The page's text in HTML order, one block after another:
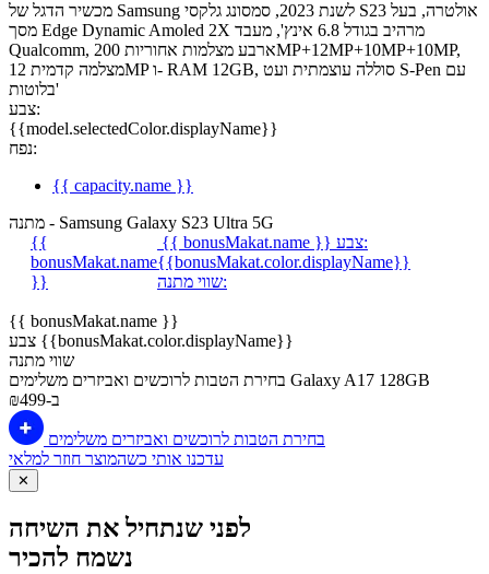
מכשיר הדגל של Samsung לשנת 2023, סמסונג גלקסי S23 אולטרה, בעל
מסך Edge Dynamic Amoled 2X מרהיב בגודל 6.8 אינץ', מעבד
Qualcomm, ארבע מצלמות אחוריות 200MP+12MP+10MP+10MP,
מצלמה קדמית 12MP ו- RAM 12GB, סוללה עוצמתית ועט S-Pen עם
בלוטות'
צבע:
{{model.selectedColor.displayName}}
נפח:
{{ capacity.name }}
מתנה - Samsung Galaxy S23 Ultra 5G
{{
bonusMakat.name
}}
{{ bonusMakat.name }}
צבע:
{{bonusMakat.color.displayName}}
שווי מתנה:
{{ bonusMakat.name }}
צבע {{bonusMakat.color.displayName}}
שווי מתנה
Galaxy A17 128GB
ב-₪499
בחירת הטבות לרוכשים ואביזרים משלימים
עדכנו אותי כשהמוצר חוזר למלאי
✕
לפני שנתחיל את השיחה
נשמח להכיר